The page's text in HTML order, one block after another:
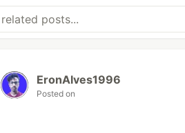
EronAlves1996
Posted on